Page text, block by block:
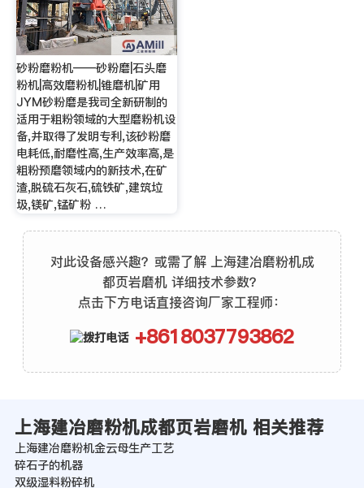
砂粉磨粉机——砂粉磨|石头磨
粉机|高效磨粉机|锥磨机|矿用
JYM砂粉磨是我司全新研制的
适用于粗粉领域的大型磨粉机设
备,并取得了发明专利,该砂粉磨
电耗低,耐磨性高,生产效率高,是
粗粉预磨领域内的新技术,在矿
渣,脱硫石灰石,硫铁矿,建筑垃
圾,镁矿,锰矿粉 …
对此设备感兴趣？或需了解 上海建冶磨粉机成
都页岩磨机 详细技术参数？
点击下方电话直接咨询厂家工程师：
+8618037793862
上海建冶磨粉机成都页岩磨机 相关推荐
上海建冶磨粉机金云母生产工艺
碎石子的机器
双级湿料粉碎机